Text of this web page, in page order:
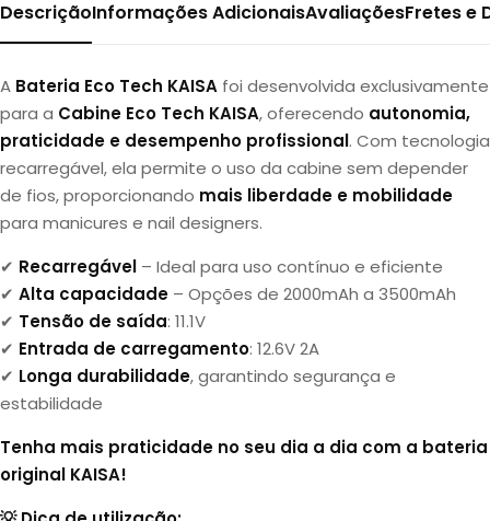
DescriçãoInformações AdicionaisAvaliaçõesFretes e
A Bateria Eco Tech KAISA foi desenvolvida exclusivamente
para a Cabine Eco Tech KAISA, oferecendo autonomia,
praticidade e desempenho profissional. Com tecnologia
recarregável, ela permite o uso da cabine sem depender
de fios, proporcionando mais liberdade e mobilidade
para manicures e nail designers.
✔ Recarregável – Ideal para uso contínuo e eficiente
✔ Alta capacidade – Opções de 2000mAh a 3500mAh
✔ Tensão de saída: 11.1V
✔ Entrada de carregamento: 12.6V 2A
✔ Longa durabilidade, garantindo segurança e
estabilidade
Tenha mais praticidade no seu dia a dia com a bateria
original KAISA!